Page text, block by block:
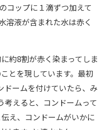
コップに１滴ずつ加えて
溶液が含まれた水は赤く
約8割が赤く染まってしま
とを現しています。最初
ドームを付けていたら、み
えると、コンドームって
え、コンドームがいかに